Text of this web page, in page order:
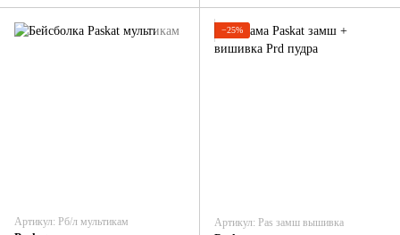
Артикул: Pб/л мультикам
−25%
Артикул: Pas замш вышивка